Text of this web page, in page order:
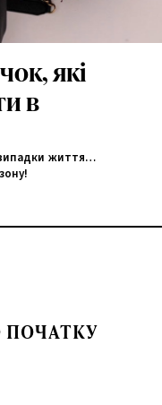
які
в
життя…
ПОЧАТКУ